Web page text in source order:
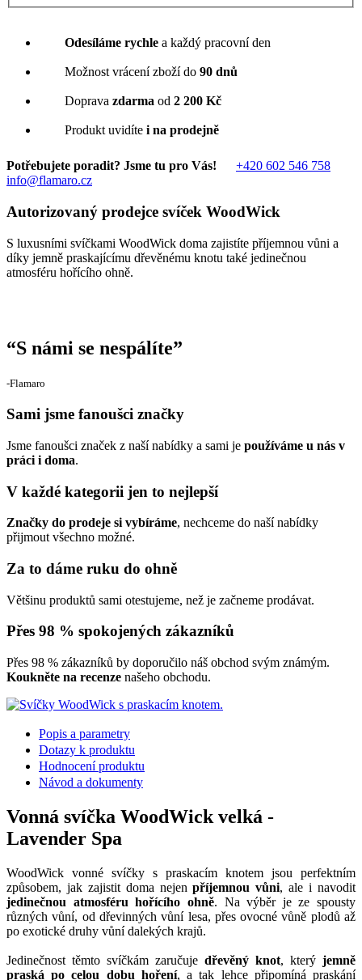
Odesíláme rychle a každý pracovní den
Možnost vrácení zboží do 90 dnů
Doprava zdarma od 2 200 Kč
Produkt uvidíte i na prodejně
Potřebujete poradit? Jsme tu pro Vás!
+420 602 546 758
info@flamaro.cz
Autorizovaný prodejce svíček WoodWick
S luxusními svíčkami WoodWick doma zajistíte příjemnou vůni a
díky jemně praskajícímu dřevěnému knotu také jedinečnou
atmosféru hořícího ohně.
“S námi se nespálíte”
‐Flamaro
Sami jsme fanoušci značky
Jsme fanoušci značek z naší nabídky a sami je používáme u nás v
práci i doma.
V každé kategorii jen to nejlepší
Značky do prodeje si vybíráme, nechceme do naší nabídky
přijmout všechno možné.
Za to dáme ruku do ohně
Většinu produktů sami otestujeme, než je začneme prodávat.
Přes 98 % spokojených zákazníků
Přes 98 % zákazníků by doporučilo náš obchod svým známým.
Koukněte na recenze našeho obchodu.
Popis a parametry
Dotazy k produktu
Hodnocení produktu
Návod a dokumenty
Vonná svíčka WoodWick velká -
Lavender Spa
WoodWick vonné svíčky s praskacím knotem jsou perfektním
způsobem, jak zajistit doma nejenpříjemnou vůni, ale i navodit
jedinečnou atmosféru hořícího ohně. Na výběr je ze spousty
různých vůní, od dřevinných vůní lesa, přes ovocné vůně plodů až
po exotické druhy vůní dalekých krajů.
Jedinečnost těmto svíčkám zaručuje dřevěný knot, který jemně
praská po celou dobu hoření, a tak lehce připomíná praskání